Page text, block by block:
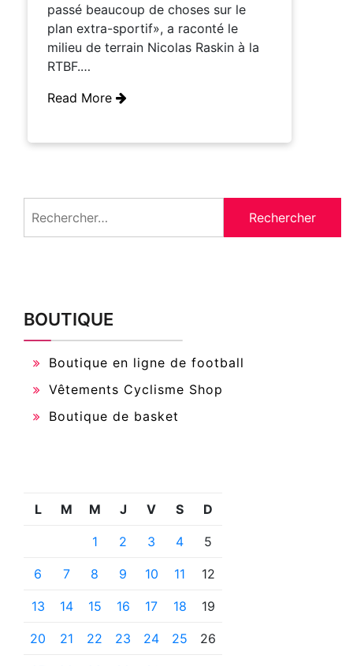
passé beaucoup de choses sur le
plan extra-sportif», a raconté le
milieu de terrain Nicolas Raskin à la
RTBF.…
Read More
BOUTIQUE
Boutique en ligne de football
Vêtements Cyclisme Shop
Boutique de basket
L M M J V S D
1 2 3 4 5
6 7 8 9 10 11 12
13 14 15 16 17 18 19
20 21 22 23 24 25 26